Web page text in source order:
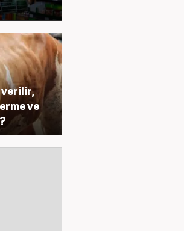
verilir,
ve